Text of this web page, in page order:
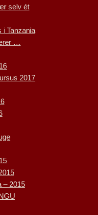
selv ét
i Tanzania
…
2017
– 2015